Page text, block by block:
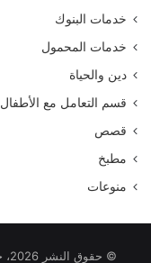
خدمات البنوك
خدمات المحمول
دين والحياة
قسم التعامل مع الأطفال
قصص
مطبخ
منوعات
© حقوق النشر 2026، جميع الحقوق محفوظة |